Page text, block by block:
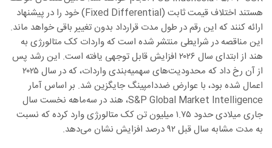
هستند اختلاف قیمت ثابت (Fixed Differential) خود را در پیشنهاد
ارائه کنند که این رقم در طول مدت قرارداد بدون تغییر باقی خواهد ماند.
این مناقصه در شرایطی منتشر شده است که واردات کک متالورژی به
هند از ابتدای سال ۲۰۲۶ افزایش قابل توجهی یافته است. این رشد پس
از آن رخ داد که محدودیت‌های سهمیه‌بندی واردات، که در سال ۲۰۲۵
اعمال شده بود، با عوارض ضددامپینگ جایگزین شد. بر اساس آمار
S&P Global Market Intelligence، هند در سه‌ماهه نخست سال
جاری میلادی حدود ۱.۷۵ میلیون تن کک متالورژی وارد کرده که نسبت
به مدت مشابه سال قبل ۹۲ درصد افزایش نشان می‌دهد.